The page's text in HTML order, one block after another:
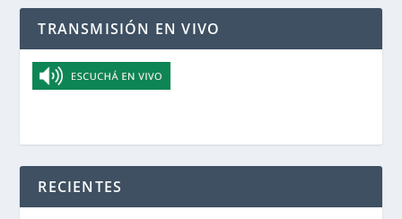
TRANSMISIÓN EN VIVO
RECIENTES